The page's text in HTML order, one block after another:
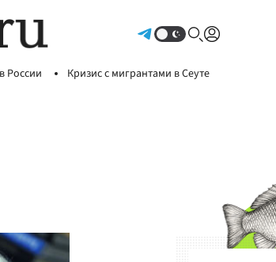
России Кризис с мигрантами в Сеуте